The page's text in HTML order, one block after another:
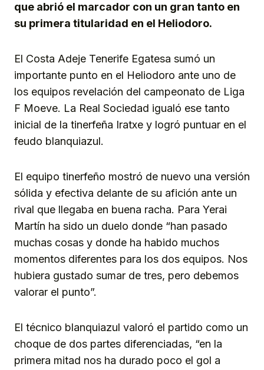
que abrió el marcador con un gran tanto en
su primera titularidad en el Heliodoro.
El Costa Adeje Tenerife Egatesa sumó un
importante punto en el Heliodoro ante uno de
los equipos revelación del campeonato de Liga
F Moeve. La Real Sociedad igualó ese tanto
inicial de la tinerfeña Iratxe y logró puntuar en el
feudo blanquiazul.
El equipo tinerfeño mostró de nuevo una versión
sólida y efectiva delante de su afición ante un
rival que llegaba en buena racha. Para Yerai
Martín ha sido un duelo donde “han pasado
muchas cosas y donde ha habido muchos
momentos diferentes para los dos equipos. Nos
hubiera gustado sumar de tres, pero debemos
valorar el punto”.
El técnico blanquiazul valoró el partido como un
choque de dos partes diferenciadas, “en la
primera mitad nos ha durado poco el gol a